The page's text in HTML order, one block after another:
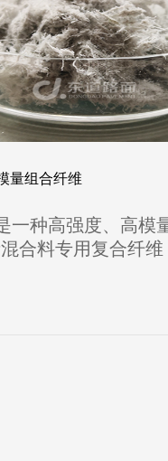
量组合纤维
一种高强度、高模
合料专用复合纤维